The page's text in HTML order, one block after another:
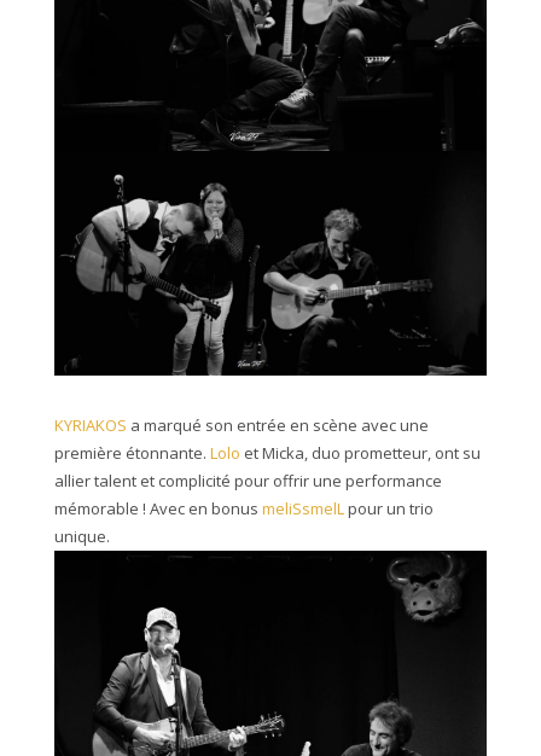
KYRIAKOS a marqué son entrée en scène avec une
première étonnante. Lolo et Micka, duo prometteur, ont su
allier talent et complicité pour offrir une performance
mémorable ! Avec en bonus meliSsmelLpour un trio
unique.